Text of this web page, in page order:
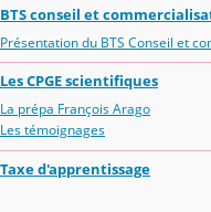
BTS conseil et
Présentation du BTS Conseil et
Les CPGE scientifiques
La prépa François Arago
Les témoignages
Taxe d'apprentissage